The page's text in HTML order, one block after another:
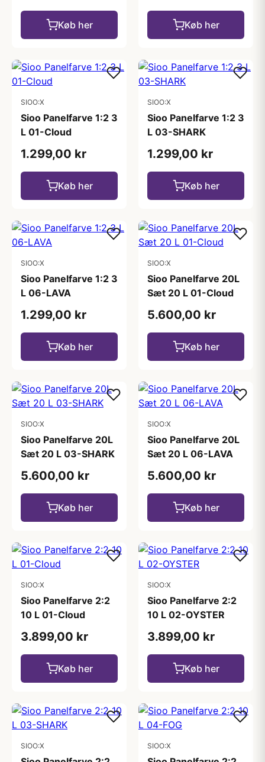
Køb her Køb her
SIOO:X
Sioo Panelfarve 1:2 3
L 01-Cloud
1.299,00 kr
Køb her
SIOO:X
Sioo Panelfarve 1:2 3
L 03-SHARK
1.299,00 kr
Køb her
SIOO:X
Sioo Panelfarve 1:2 3
L 06-LAVA
1.299,00 kr
Køb her
SIOO:X
Sioo Panelfarve 20L
Sæt 20 L 01-Cloud
5.600,00 kr
Køb her
SIOO:X
Sioo Panelfarve 20L
Sæt 20 L 03-SHARK
5.600,00 kr
Køb her
SIOO:X
Sioo Panelfarve 20L
Sæt 20 L 06-LAVA
5.600,00 kr
Køb her
SIOO:X
Sioo Panelfarve 2:2
10 L 01-Cloud
3.899,00 kr
Køb her
SIOO:X
Sioo Panelfarve 2:2
10 L 02-OYSTER
3.899,00 kr
Køb her
SIOO:X SIOO:X